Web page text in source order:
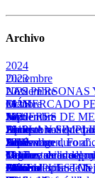
Archivo
2024
Diciembre
LAS PERSONAS
MÁS
Julio
EL PLAN
Abril
Las tres caras del
Febrero
2023
Noviembre
EL MERCADO
Septiembre
Apuesta valiente
Julio
Urge estabilidad
Abril
2022
Octubre
MUJERES DE
Junio
Volkswagen,
Marzo
El metal aplaude la
2021
Noviembre
Siempre nos
Septiembre
Tarifazo de
Julio
2020
Diciembre
Adiós a un duro
Octubre
Más industria =
2019
Diciembre
Valorar, reconocer
Octubre
2018
Octubre
2017
Octubre
2016